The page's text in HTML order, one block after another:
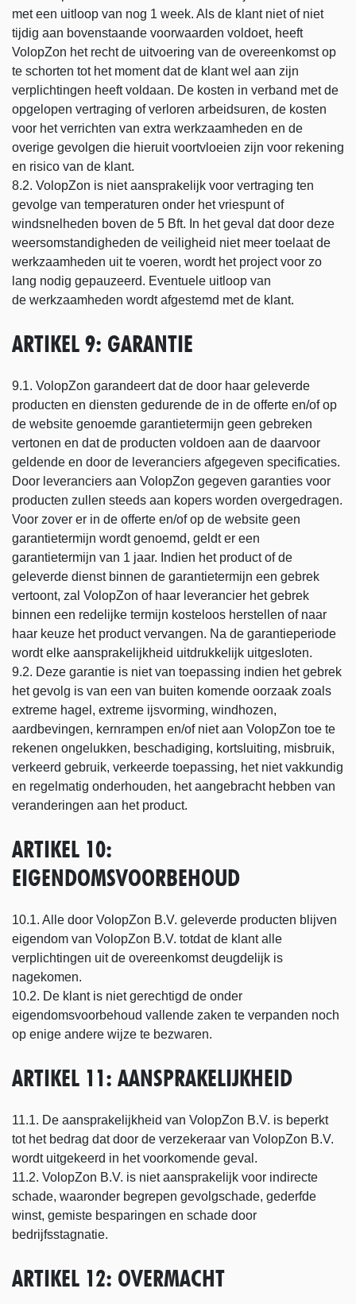
met een uitloop van nog 1 week. Als de klant niet of niet
tijdig aan bovenstaande voorwaarden voldoet, heeft
VolopZon het recht de uitvoering van de overeenkomst op
te schorten tot het moment dat de klant wel aan zijn
verplichtingen heeft voldaan. De kosten in verband met de
opgelopen vertraging of verloren arbeidsuren, de kosten
voor het verrichten van extra werkzaamheden en de
overige gevolgen die hieruit voortvloeien zijn voor rekening
en risico van de klant.
8.2. VolopZon is niet aansprakelijk voor vertraging ten
gevolge van temperaturen onder het vriespunt of
windsnelheden boven de 5 Bft. In het geval dat door deze
weersomstandigheden de veiligheid niet meer toelaat de
werkzaamheden uit te voeren, wordt het project voor zo
lang nodig gepauzeerd. Eventuele uitloop van
de werkzaamheden wordt afgestemd met de klant.
ARTIKEL 9: GARANTIE
9.1. VolopZon garandeert dat de door haar geleverde
producten en diensten gedurende de in de offerte en/of op
de website genoemde garantietermijn geen gebreken
vertonen en dat de producten voldoen aan de daarvoor
geldende en door de leveranciers afgegeven specificaties.
Door leveranciers aan VolopZon gegeven garanties voor
producten zullen steeds aan kopers worden overgedragen.
Voor zover er in de offerte en/of op de website geen
garantietermijn wordt genoemd, geldt er een
garantietermijn van 1 jaar. Indien het product of de
geleverde dienst binnen de garantietermijn een gebrek
vertoont, zal VolopZon of haar leverancier het gebrek
binnen een redelijke termijn kosteloos herstellen of naar
haar keuze het product vervangen. Na de garantieperiode
wordt elke aansprakelijkheid uitdrukkelijk uitgesloten.
9.2. Deze garantie is niet van toepassing indien het gebrek
het gevolg is van een van buiten komende oorzaak zoals
extreme hagel, extreme ijsvorming, windhozen,
aardbevingen, kernrampen en/of niet aan VolopZon toe te
rekenen ongelukken, beschadiging, kortsluiting, misbruik,
verkeerd gebruik, verkeerde toepassing, het niet vakkundig
en regelmatig onderhouden, het aangebracht hebben van
veranderingen aan het product.
ARTIKEL 10:
EIGENDOMSVOORBEHOUD
10.1. Alle door VolopZon B.V. geleverde producten blijven
eigendom van VolopZon B.V. totdat de klant alle
verplichtingen uit de overeenkomst deugdelijk is
nagekomen.
10.2. De klant is niet gerechtigd de onder
eigendomsvoorbehoud vallende zaken te verpanden noch
op enige andere wijze te bezwaren.
ARTIKEL 11: AANSPRAKELIJKHEID
11.1. De aansprakelijkheid van VolopZon B.V. is beperkt
tot het bedrag dat door de verzekeraar van VolopZon B.V.
wordt uitgekeerd in het voorkomende geval.
11.2. VolopZon B.V. is niet aansprakelijk voor indirecte
schade, waaronder begrepen gevolgschade, gederfde
winst, gemiste besparingen en schade door
bedrijfsstagnatie.
ARTIKEL 12: OVERMACHT